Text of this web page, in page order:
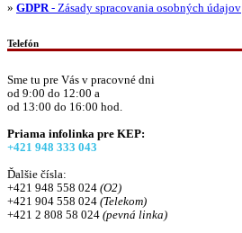
» GDPR- Zásady spracovania osobných údajov
Telefón
Sme tu pre Vás v pracovné dni
od 9:00 do 12:00 a
od 13:00 do 16:00 hod.
Priama infolinka pre KEP:
+421 948 333 043
Ďalšie čísla:
+421 948 558 024 (O2)
+421 904 558 024 (Telekom)
+421 2 808 58 024 (pevná linka)